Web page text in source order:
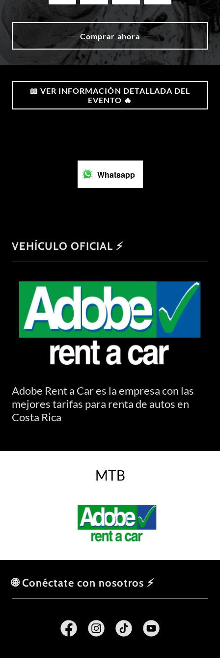
Comprar ahora
📖 VER INFORMACIÓN DETALLADA DEL
EVENTO 🔥
Whatsapp
VEHÍCULO OFICIAL ⚡
Adobe Rent a Car es la empresa con las
mejores tarifas para renta de autos en
Costa Rica
MTB
🌐 Conéctate con nosotros ⚡